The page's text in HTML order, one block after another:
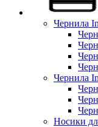
Чернила
Чернила
Носики